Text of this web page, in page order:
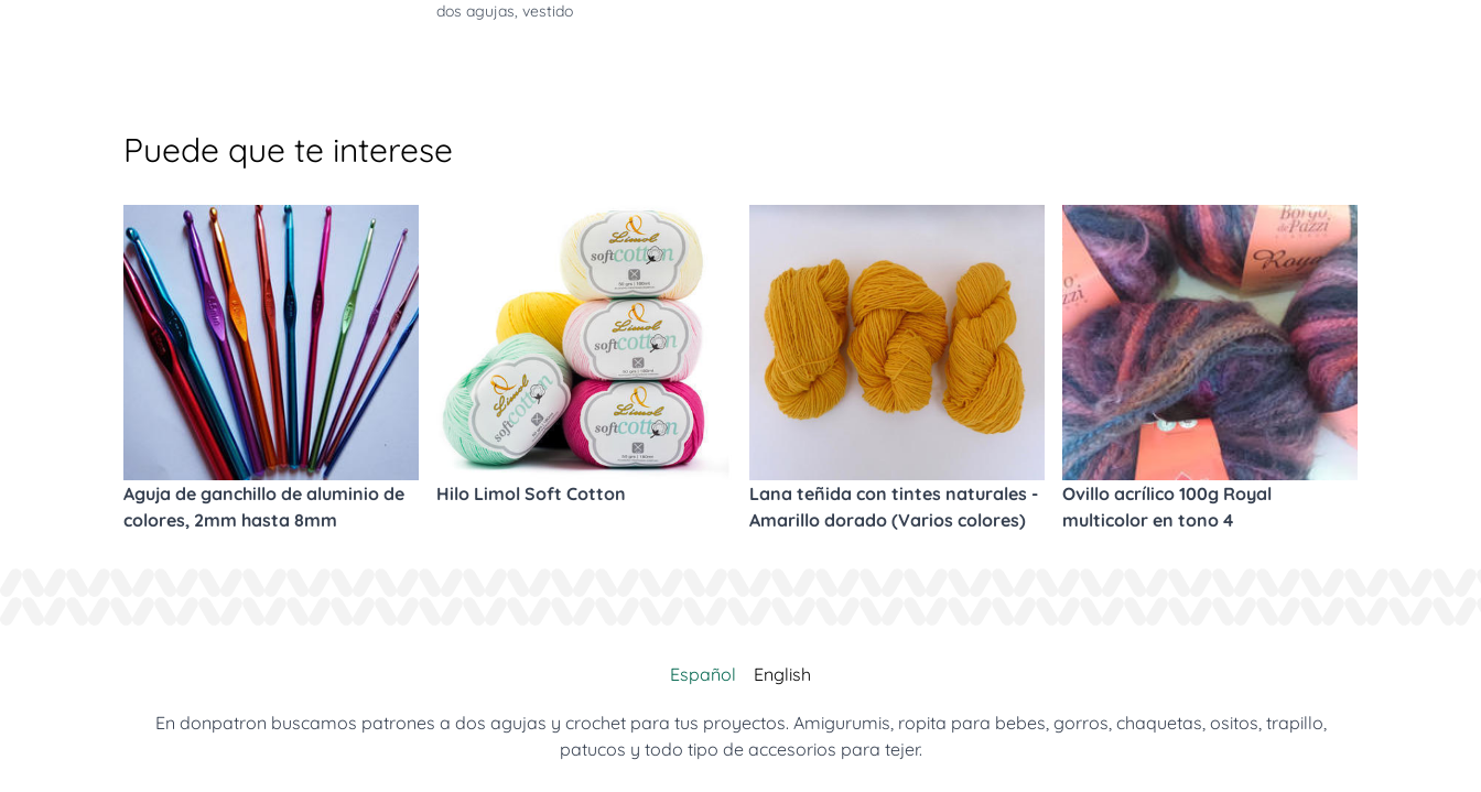
dos agujas, vestido
Puede que te interese
Aguja de ganchillo de aluminio de
colores, 2mm hasta 8mm
Hilo Limol Soft Cotton
Lana teñida con tintes naturales -
Amarillo dorado (Varios colores)
Ovillo acrílico 100g Royal
multicolor en tono 4
Español English
En donpatron buscamos patrones a dos agujas y crochet para tus proyectos. Amigurumis, ropita para bebes, gorros, chaquetas, ositos, trapillo,
patucos y todo tipo de accesorios para tejer.